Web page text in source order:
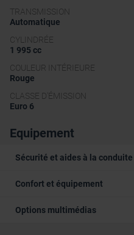
TRANSMISSION
Automatique
CYLINDRÉE
1 995 cc
COULEUR INTÉRIEURE
Rouge
CLASSE D'ÉMISSION
Euro 6
Equipement
Sécurité et aides à la conduite
Confort et équipement
Options multimédias